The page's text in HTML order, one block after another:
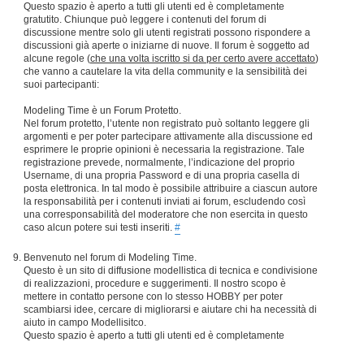
Questo spazio è aperto a tutti gli utenti ed è completamente
gratutito. Chiunque può leggere i contenuti del forum di
discussione mentre solo gli utenti registrati possono rispondere a
discussioni già aperte o iniziarne di nuove. Il forum è soggetto ad
alcune regole (che una volta iscritto si da per certo avere accettato)
che vanno a cautelare la vita della community e la sensibilità dei
suoi partecipanti:
Modeling Time è un Forum Protetto.
Nel forum protetto, l’utente non registrato può soltanto leggere gli
argomenti e per poter partecipare attivamente alla discussione ed
esprimere le proprie opinioni è necessaria la registrazione. Tale
registrazione prevede, normalmente, l’indicazione del proprio
Username, di una propria Password e di una propria casella di
posta elettronica. In tal modo è possibile attribuire a ciascun autore
la responsabilità per i contenuti inviati ai forum, escludendo così
una corresponsabilità del moderatore che non esercita in questo
caso alcun potere sui testi inseriti. #
Benvenuto nel forum di Modeling Time.
Questo è un sito di diffusione modellistica di tecnica e condivisione
di realizzazioni, procedure e suggerimenti. Il nostro scopo è
mettere in contatto persone con lo stesso HOBBY per poter
scambiarsi idee, cercare di migliorarsi e aiutare chi ha necessità di
aiuto in campo Modellisitco.
Questo spazio è aperto a tutti gli utenti ed è completamente